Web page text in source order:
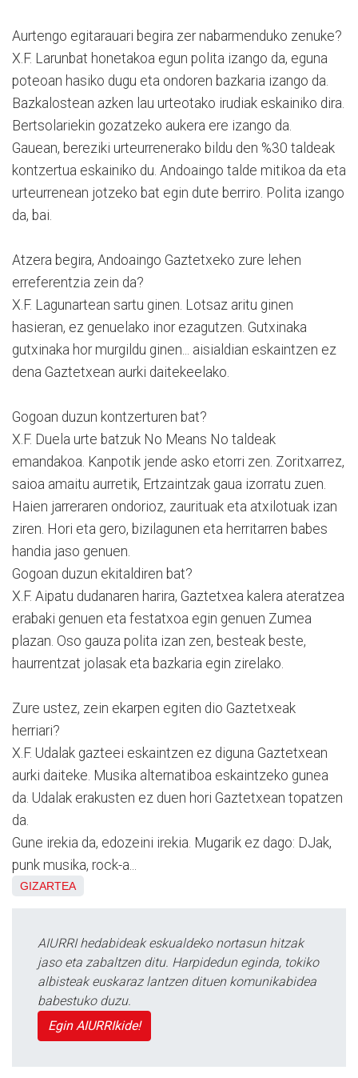
Aurtengo egitarauari begira zer nabarmenduko zenuke?
X.F. Larunbat honetakoa egun polita izango da, eguna
poteoan hasiko dugu eta ondoren bazkaria izango da.
Bazkalostean azken lau urteotako irudiak eskainiko dira.
Bertsolariekin gozatzeko aukera ere izango da.
Gauean, bereziki urteurrenerako bildu den %30 taldeak
kontzertua eskainiko du. Andoaingo talde mitikoa da eta
urteurrenean jotzeko bat egin dute berriro. Polita izango
da, bai.
Atzera begira, Andoaingo Gaztetxeko zure lehen
erreferentzia zein da?
X.F. Lagunartean sartu ginen. Lotsaz aritu ginen
hasieran, ez genuelako inor ezagutzen. Gutxinaka
gutxinaka hor murgildu ginen... aisialdian eskaintzen ez
dena Gaztetxean aurki daitekeelako.
Gogoan duzun kontzerturen bat?
X.F. Duela urte batzuk No Means No taldeak
emandakoa. Kanpotik jende asko etorri zen. Zoritxarrez,
saioa amaitu aurretik, Ertzaintzak gaua izorratu zuen.
Haien jarreraren ondorioz, zaurituak eta atxilotuak izan
ziren. Hori eta gero, bizilagunen eta herritarren babes
handia jaso genuen.
Gogoan duzun ekitaldiren bat?
X.F. Aipatu dudanaren harira, Gaztetxea kalera ateratzea
erabaki genuen eta festatxoa egin genuen Zumea
plazan. Oso gauza polita izan zen, besteak beste,
haurrentzat jolasak eta bazkaria egin zirelako.
Zure ustez, zein ekarpen egiten dio Gaztetxeak
herriari?
X.F. Udalak gazteei eskaintzen ez diguna Gaztetxean
aurki daiteke. Musika alternatiboa eskaintzeko gunea
da. Udalak erakusten ez duen hori Gaztetxean topatzen
da.
Gune irekia da, edozeini irekia. Mugarik ez dago: DJak,
punk musika, rock-a...
GIZARTEA
AIURRI hedabideak eskualdeko nortasun hitzak
jaso eta zabaltzen ditu. Harpidedun eginda, tokiko
albisteak euskaraz lantzen dituen komunikabidea
babestuko duzu.
Egin AIURRIkide!